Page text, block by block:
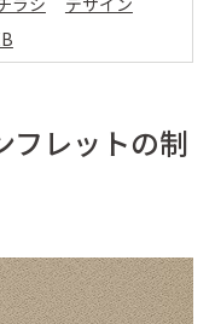
フレットの制